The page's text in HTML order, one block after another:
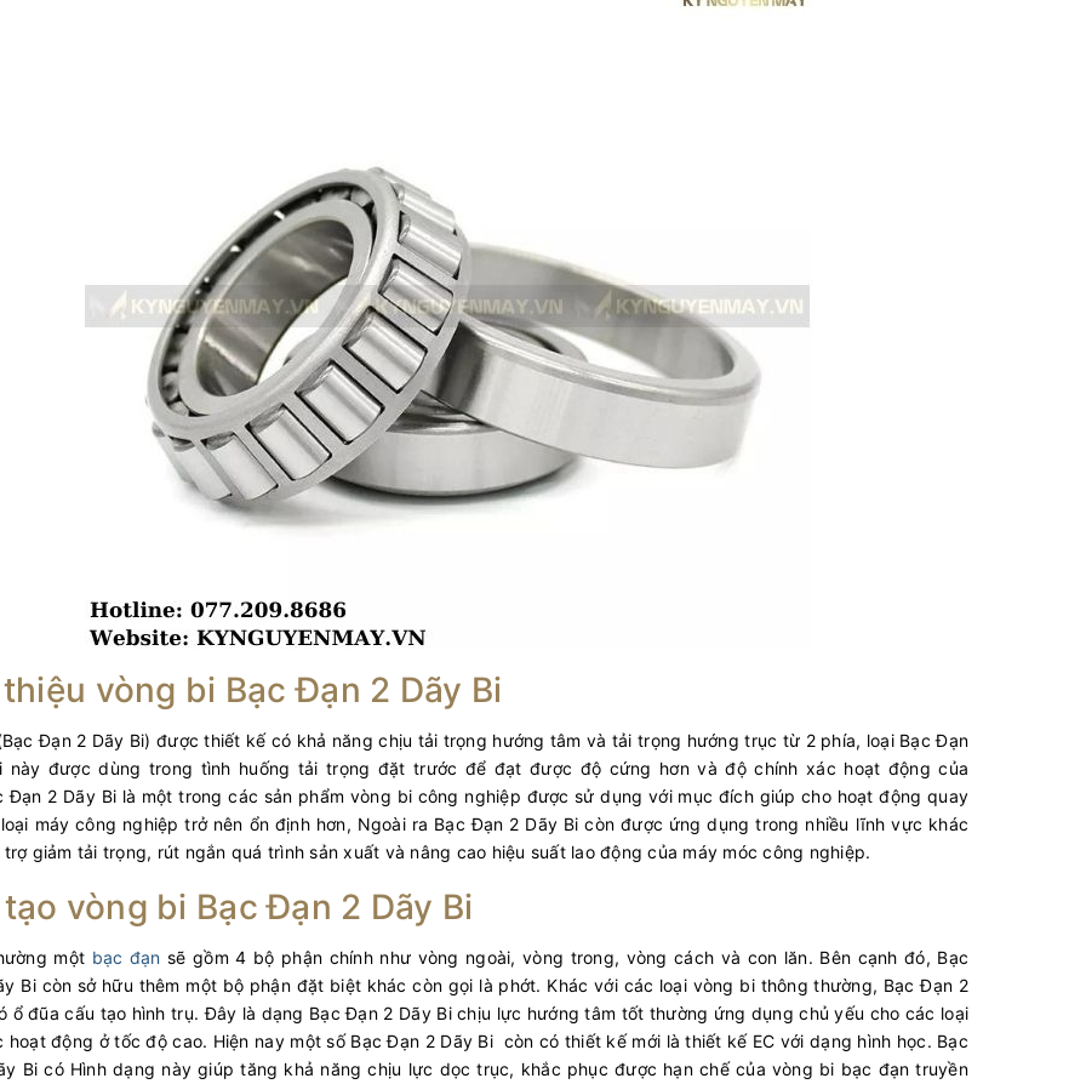
vòng bi Bạc Đạn 2 Dãy Bi
Đạn 2 Dãy Bi) được thiết kế có khả năng chịu tải trọng hướng tâm và tải trọng hướng trục từ 2 phía, loại Bạc Đạn
này được dùng trong tình huống tải trọng đặt trước để đạt được độ cứng hơn và độ chính xác hoạt động của
Đạn 2 Dãy Bi là một trong các sản phẩm vòng bi công nghiệp được sử dụng với mục đích giúp cho hoạt động quay
máy công nghiệp trở nên ổn định hơn, Ngoài ra Bạc Đạn 2 Dãy Bi còn được ứng dụng trong nhiều lĩnh vực khác
trợ giảm tải trọng, rút ngắn quá trình sản xuất và nâng cao hiệu suất lao động của máy móc công nghiệp.
vòng bi Bạc Đạn 2 Dãy Bi
một bạc đạn sẽ gồm 4 bộ phận chính như vòng ngoài, vòng trong, vòng cách và con lăn. Bên cạnh đó, Bạc
Bi còn sở hữu thêm một bộ phận đặt biệt khác còn gọi là phớt. Khác với các loại vòng bi thông thường, Bạc Đạn 2
ổ đũa cấu tạo hình trụ. Đây là dạng Bạc Đạn 2 Dãy Bi chịu lực hướng tâm tốt thường ứng dụng chủ yếu cho các loại
hoạt động ở tốc độ cao. Hiện nay một số Bạc Đạn 2 Dãy Bi còn có thiết kế mới là thiết kế EC với dạng hình học. Bạc
Bi có Hình dạng này giúp tăng khả năng chịu lực dọc trục, khắc phục được hạn chế của vòng bi bạc đạn truyền